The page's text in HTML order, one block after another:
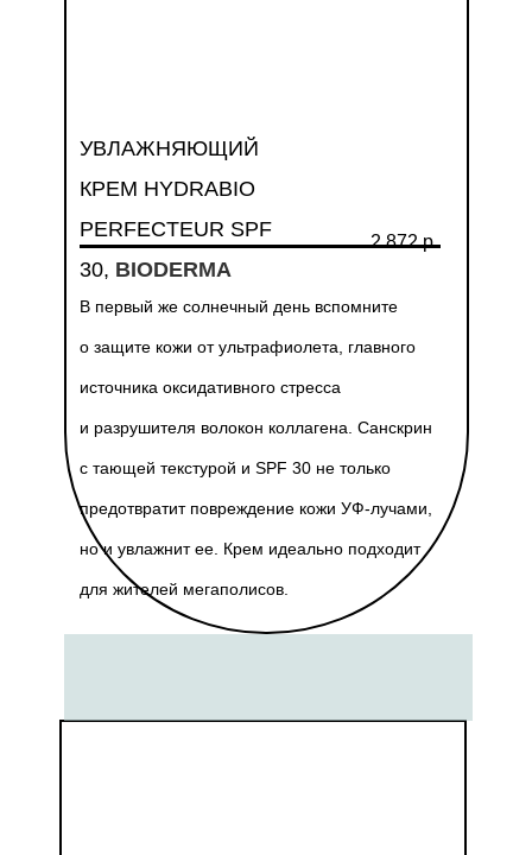
УВЛАЖНЯЮЩИЙ
КРЕМ HYDRABIO
PERFECTEUR SPF
30, BIODERMA
2 872 р.
В первый же солнечный день вспомните
о защите кожи от ультрафиолета, главного
источника оксидативного стресса
и разрушителя волокон коллагена. Санскрин
с тающей текстурой и SPF 30 не только
предотвратит повреждение кожи УФ-лучами,
но и увлажнит ее. Крем идеально подходит
для жителей мегаполисов.